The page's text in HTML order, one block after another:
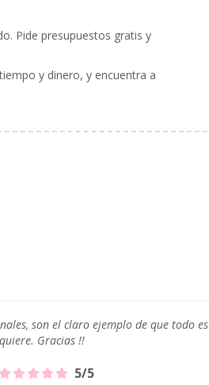
Pide presupuestos gratis y
y dinero, y encuentra a
son el claro ejemplo de que todo es
Gracias !!
5/5